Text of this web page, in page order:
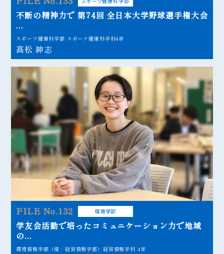
不断の精神力で 第74回 全日本大学野球選手権大会
...
スポーツ健康科学部 スポーツ健康科学科4年
髙松 紳志
FILE No.132 環境学部
学友会活動で培ったコミュニケーション力で地域
の...
環境情報学部（現：経営情報学部）経営情報学科 4年